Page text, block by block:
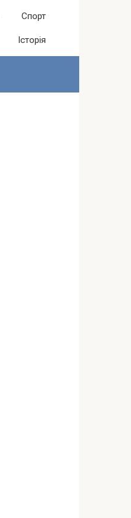
Спорт
Історія